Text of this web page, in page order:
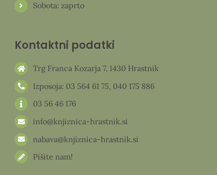
Sobota: zaprto
Kontaktni podatki
Trg Franca Kozarja 7, 1430 Hrastnik
Izposoja: 03 564 61 75, 040 175 886
03 56 46 176
info@knjiznica-hrastnik.si
nabava@knjiznica-hrastnik.si
Pišite nam!